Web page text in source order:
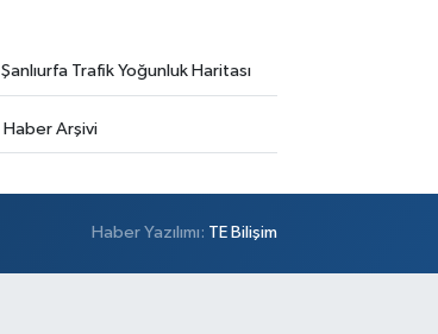
Şanlıurfa Trafik Yoğunluk Haritası
Haber Arşivi
Haber Yazılımı: TE Bilişim